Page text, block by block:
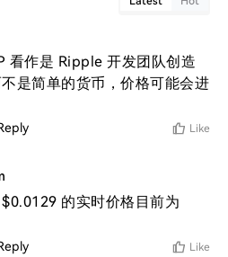
看作是 Ripple 开发团队创造
是简单的货币，价格可能会进
Like
的实时价格目前为
Like